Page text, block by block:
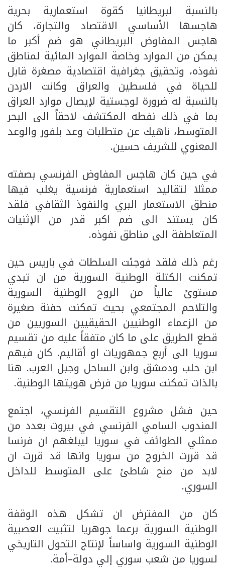
بالنسبة لبريطانيا كقوة استعمارية بحرية
هاجسها الأساسي الاقتصاد والتجارة، كان
هاجس المفاوض البريطاني هو ضم أكبر ما
يمكن من الموارد وخاصة الموارد المائية لمناطق
نفوذه، وتحقيق جغرافية اقتصادية مصغرة قابل
للحياة في فلسطين والعراق وكانت الاردن
بالنسبة له ضرورة لوجستية لإيصال موارد العراق
بما في ذلك نفطه المكتشف لاحقاً الى البحر
المتوسط، ناهيك عن متطلبات وعد بلفور والوعد
المعنوي للشريف حسين.
في حين كان هاجس المفاوض الفرنسي بصفته
ممثلا لتقاليد استعمارية فرنسية يغلب فيها
منطق الاستعمار البري والنفوذ الثقافي فلقد
كان يستند الى ضم اكبر قدر من الإثنيات
المتعاطفة الى مناطق نفوذه.
رغم ذلك فلقد فوجئت السلطات في باريس حين
تمكنت الكتلة الوطنية السورية من ان تبدي
مستوىً عالياً من الروح الوطنية السورية
والتلاحم المجتمعي بحيث تمكنت حفنة صغيرة
من الزعماء الوطنيين الحقيقيين السوريين من
قطع الطريق على ما كان متفقاً عليه من تقسيم
سوريا الى أربع جمهوريات او أقاليم. كان فيهم
ابن حلب ودمشق وابن الساحل وجبل العرب. هنا
بالذات تمكنت سوريا من فرض هويتها الوطنية.
حين فشل مشروع التقسيم الفرنسي، اجتمع
المندوب السامي الفرنسي في بيروت بعدد من
ممثلي الطوائف في سوريا ليبلغهم ان فرنسا
قد قررت الخروج من سوريا وانها قد قررت ان
لابد من منح شاطئ على المتوسط للداخل
السوري.
كان من المفترض ان تشكل هذه الوقفة
الوطنية السورية برعما جوهريا لتثبيت العصبية
الوطنية السورية واساساً لإنتاج التحول التاريخي
لسوريا من شعب سوري إلي دولة–أمة.